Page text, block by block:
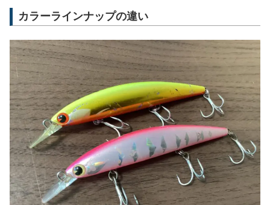
カラーラインナップの違い